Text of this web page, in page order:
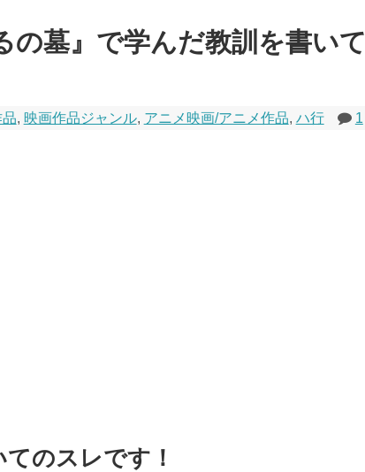
の墓』で学んだ教訓を書いて
, 映画作品ジャンル, アニメ映画/アニメ作品, ハ行 1
てのスレです！